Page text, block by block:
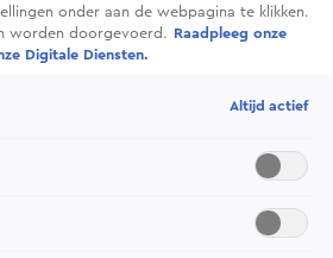
onder aan de webpagina te klikken.
worden doorgevoerd.
Raadpleeg onze
Digitale Diensten.
Altijd actief